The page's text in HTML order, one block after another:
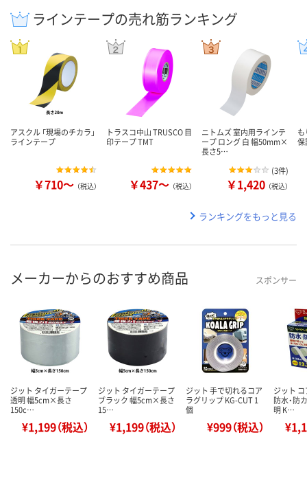
ラインテープの売れ筋ランキング
アスクル 「現場のチカラ」
ラインテープ
￥710～ （税込）
トラスコ中山 TRUSCO 目
印テープ TMT
￥437～ （税込）
ニトムズ 室内用ラインテ
ープ ロング 白 幅50mm×
長さ5…
(3件)
￥1,420 （税込）
保
ランキングをもっと見る
メーカーからのおすすめ商品 スポンサー
ジット タイガーテープ
透明 幅5cm×長さ
150c…
¥1,199（税込）
ジット タイガーテープ
ブラック 幅5cm×長さ
15…
¥1,199（税込）
ジット 手で切れるコア
ラグリップ KG-CUT 1
個
¥999（税込）
ジット
防水・防
明 K…